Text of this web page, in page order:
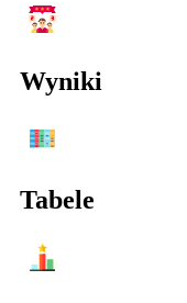
Wyniki
Tabele